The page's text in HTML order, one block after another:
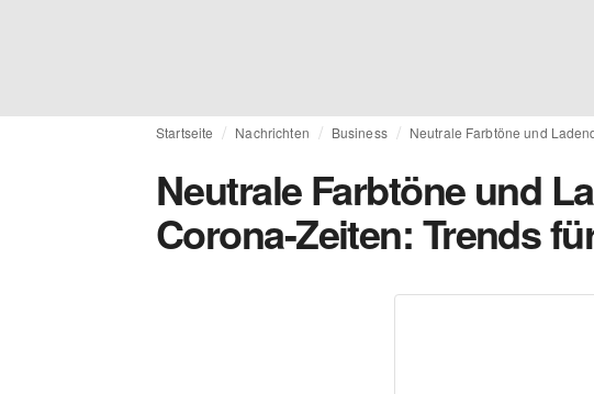
Startseite Nachrichten Business Neutrale Farbtöne und
Neutrale Farbtöne und
Corona-Zeiten: Trends